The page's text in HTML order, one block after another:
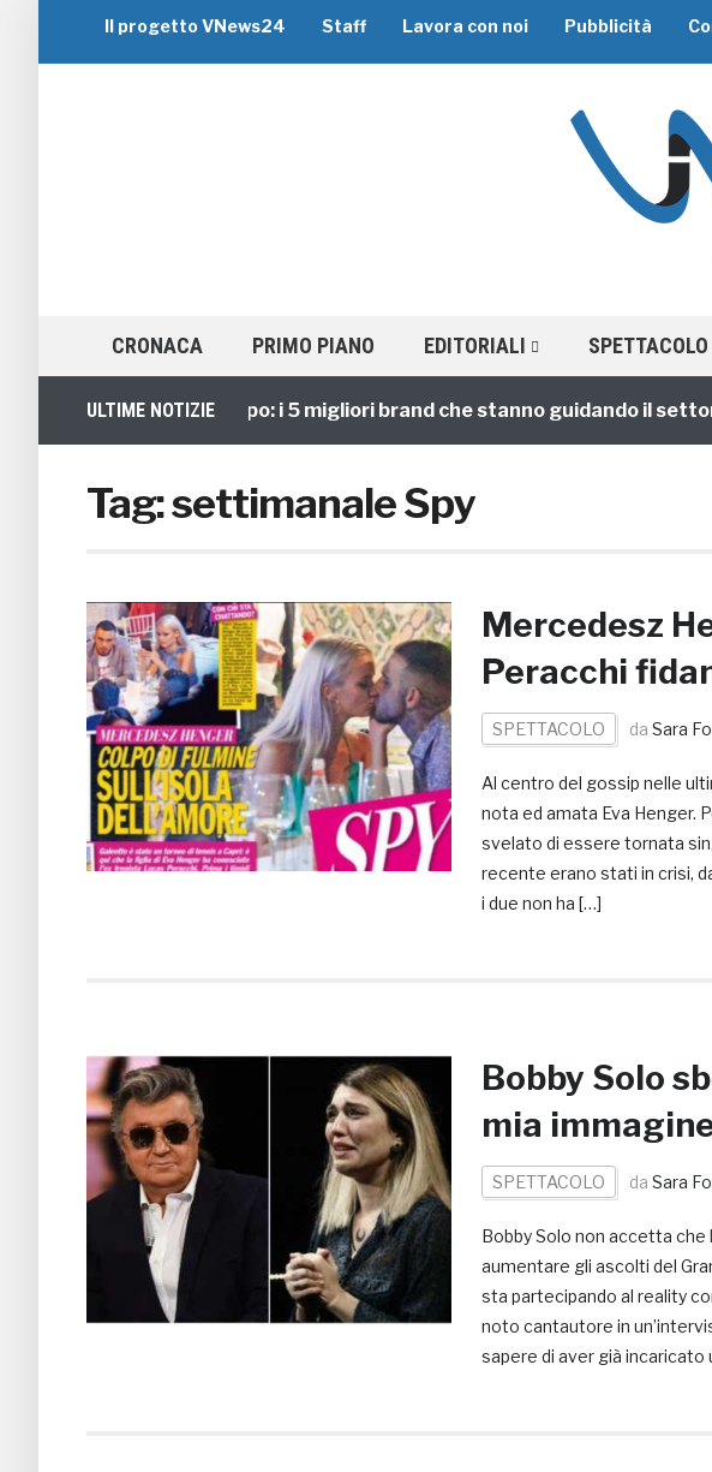
Il progetto VNews24 Staff Lavora con noi Pubblicità
CRONACA PRIMO PIANO EDITORIALI SPETTACOLO
ULTIME NOTIZIE
Viaggi di Gruppo: i 5 migliori brand che stanno guidando il settore
Tag:settimanale Spy
Mercedesz
Peracchi
SPETTACOLO da Sara
Al centro del gossip nelle
nota ed amata Eva Henger.
svelato di essere tornata
recente erano stati in crisi,
i due non ha […]
Bobby Solo
mia
SPETTACOLO da Sara
Bobby Solo non accetta
aumentare gli ascolti del
sta partecipando al reality
noto cantautore in
sapere di aver già